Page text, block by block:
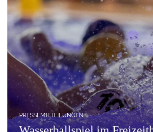
PRESSEMITTEILUNGEN